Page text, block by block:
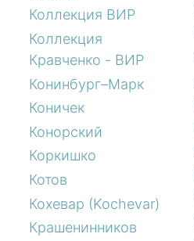
Коллекция ВИР
Коллекция
Кравченко - ВИР
Конинбург–Марк
Коничек
Конорский
Коркишко
Котов
Кохевар (Kochevar)
Крашенинников